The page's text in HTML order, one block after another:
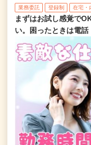
業務委託 登録制 在宅・
まずはお試し感覚で
い。困ったときは電話